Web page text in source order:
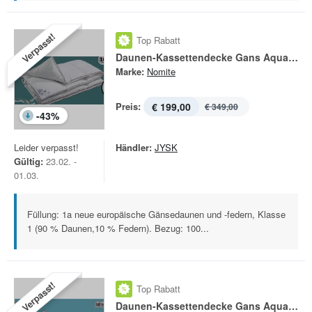
Verpasst!
-43%
Top Rabatt
Daunen-Kassettendecke Gans Aqua Clean
Marke: Nomite
Preis: € 199,00 € 349,00
Leider verpasst!
Gültig: 23.02. -
01.03.
Händler: JYSK
Füllung: 1a neue europäische Gänsedaunen und -federn, Klasse
1 (90 % Daunen,10 % Federn). Bezug: 100...
Verpasst! Top Rabatt
Daunen-Kassettendecke Gans Aqua Clean